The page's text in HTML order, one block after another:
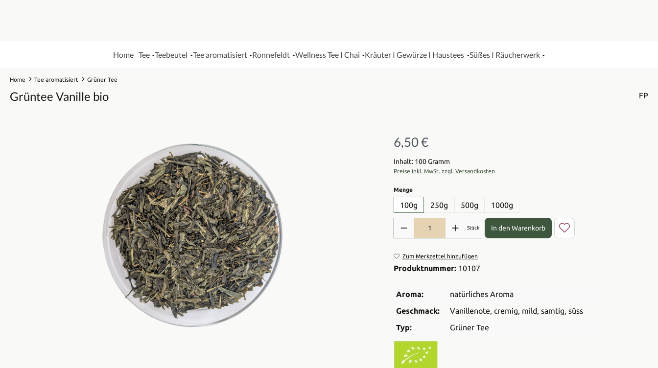
Home Tee Teebeutel Tee aromatisiert Ronnefeldt Wellness Tee I Chai Kräuter I Gewürze I Haustees Süßes I Räucherwerk
Home Tee aromatisiert Grüner Tee
Grüntee Vanille bio FP
Regulärer Preis:
6,50 €
Inhalt: 100 Gramm
Preise inkl. MwSt. zzgl. Versandkosten
Mengeauswählen
100g 250g 500g 1000g
Produkt Anzahl: Gib den gewünschten Wert ein oder benutze die
Stück In den Warenkorb
Zum Merkzettel hinzufügen
Produktnummer: 10107
Aroma:
natürliches Aroma
Geschmack:
Vanillenote, cremig, mild, samtig, süss
Typ:
Grüner Tee